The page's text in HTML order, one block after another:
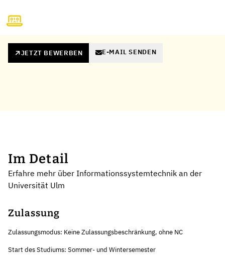
JETZT BEWERBEN E-MAIL SENDEN
Im Detail
Erfahre mehr über Informationssystemtechnik an der
Universität Ulm
Zulassung
Zulassungsmodus: Keine Zulassungsbeschränkung, ohne NC
Start des Studiums: Sommer- und Wintersemester